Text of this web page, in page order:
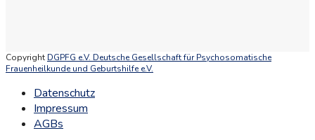
Copyright DGPFG e.V. Deutsche Gesellschaft für Psychosomatische
Frauenheilkunde und Geburtshilfe e.V.
Datenschutz
Impressum
AGBs